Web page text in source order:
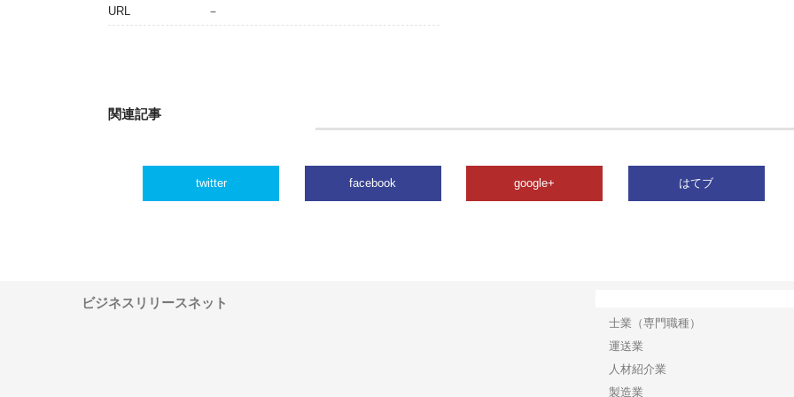
URL －
関連記事
twitter facebook google+ はてブ
ビジネスリリースネット
士業（専門職種）
運送業
人材紹介業
製造業